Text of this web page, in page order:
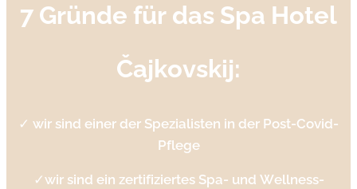
7 Gründe für das Spa Hotel
Čajkovskij:
✓ wir sind einer der Spezialisten in der Post-Covid-
Pflege
✓wir sind ein zertifiziertes Spa- und Wellness-